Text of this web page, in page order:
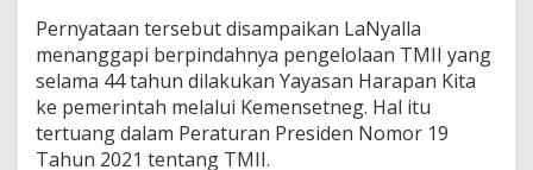
I
L
e
b
i
h
P
Pernyataan tersebut disampaikan LaNyalla
menanggapi berpindahnya pengelolaan TMII yang
selama 44 tahun dilakukan Yayasan Harapan Kita
ke pemerintah melalui Kemensetneg. Hal itu
tertuang dalam Peraturan Presiden Nomor 19
Tahun 2021 tentang TMII.